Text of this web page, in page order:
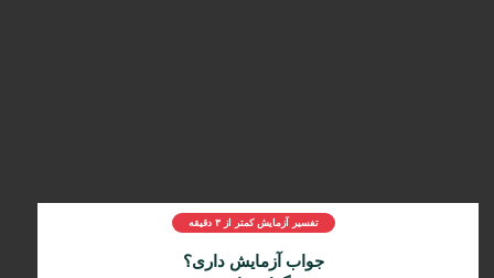
مراحل و چرایی دریافت تفسیر دکتر لاندا
ثبت درخواست
تفسیر آزمایش کمتر از ۳ دقیقه
جواب آزمایش داری؟